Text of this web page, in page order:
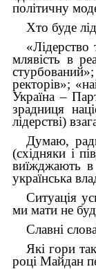
політичну
Хто буде
млявість в
ректорів»;
Україна –
зрадниця
лідерстві)
Думаю,
(східняки і
виїжджають в
українська
Ситуація
ми мати не
Славні
Які гори
році Майдан